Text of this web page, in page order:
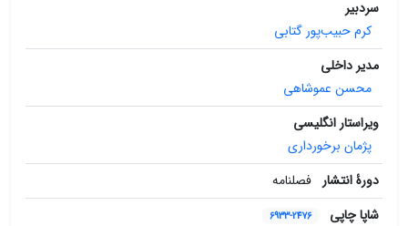
سردبیر
کرم حبیب‌پور گتابی
مدیر داخلی
محسن عموشاهی
ویراستار انگلیسی
پژمان برخورداری
دورۀ انتشار فصلنامه
شاپا چاپی
6933-2476